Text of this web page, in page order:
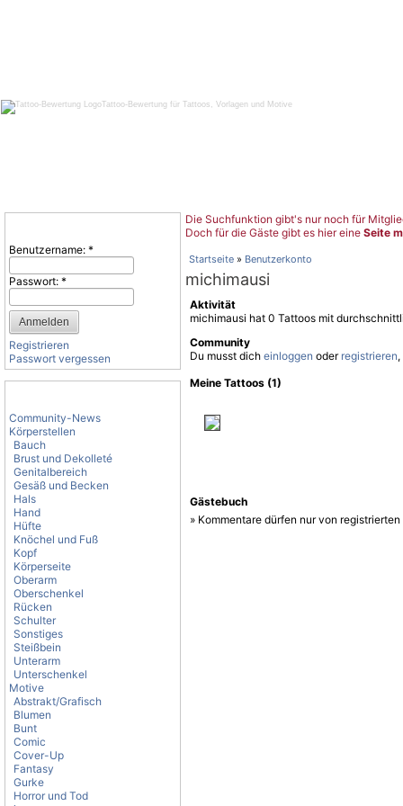
Tattoo-Bewertung für Tattoos, Vorlagen und Motive
Benutzername: *
Passwort: *
Registrieren
Passwort vergessen
Community-News
Körperstellen
Bauch
Brust und Dekolleté
Genitalbereich
Gesäß und Becken
Hals
Hand
Hüfte
Knöchel und Fuß
Kopf
Körperseite
Oberarm
Oberschenkel
Rücken
Schulter
Sonstiges
Steißbein
Unterarm
Unterschenkel
Motive
Abstrakt/Grafisch
Blumen
Bunt
Comic
Cover-Up
Fantasy
Gurke
Horror und Tod
Die Suchfunktion gibt's nur noch für
Doch für die Gäste gibt es hier eine Seite
Startseite » Benutzerkonto
michimausi
Aktivität
michimausi hat 0 Tattoos mit
Community
Du musst dich einloggen oder registrieren
Meine Tattoos (1)
Gästebuch
» Kommentare dürfen nur von